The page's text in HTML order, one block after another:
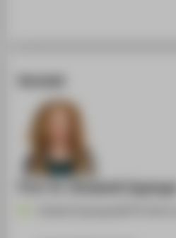
Kontakt
Prof. Dr. Elisabeth Eppinger